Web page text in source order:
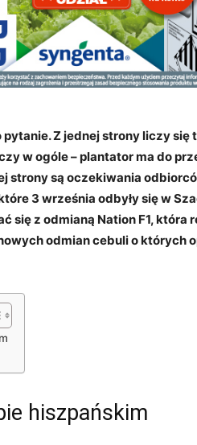
Z jednej strony liczy się
w ogóle – plantator ma do
strony są oczekiwania
3 września odbyły się w
się z odmianą Nation F1, która
odmian cebuli o których
hiszpańskim